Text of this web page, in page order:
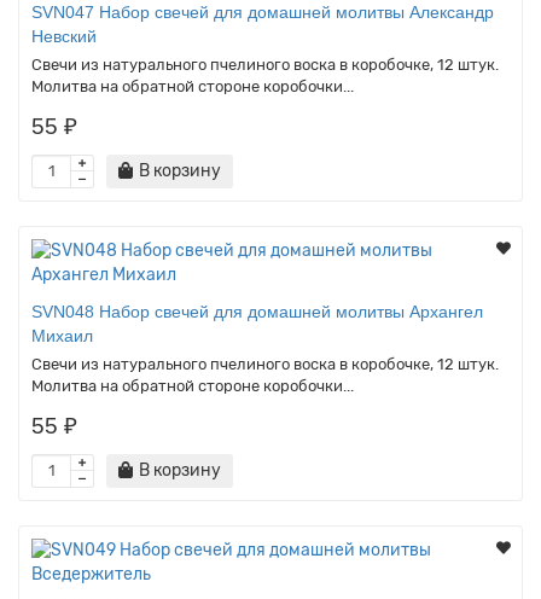
SVN047 Набор свечей для домашней молитвы Александр
Невский
Свечи из натурального пчелиного воска в коробочке, 12 штук.
Молитва на обратной стороне коробочки...
55 ₽
В корзину
SVN048 Набор свечей для домашней молитвы Архангел
Михаил
Свечи из натурального пчелиного воска в коробочке, 12 штук.
Молитва на обратной стороне коробочки...
55 ₽
В корзину